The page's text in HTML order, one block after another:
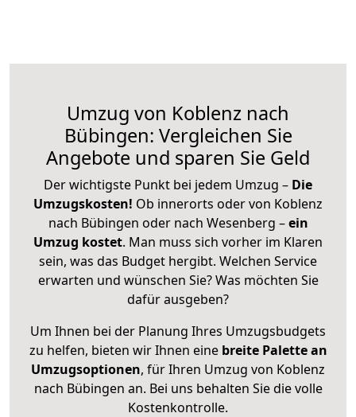
Umzug von Koblenz nach
Bübingen: Vergleichen Sie
Angebote und sparen Sie Geld
Der wichtigste Punkt bei jedem Umzug – Die
Umzugskosten! Ob innerorts oder von Koblenz
nach Bübingen oder nach Wesenberg –ein
Umzug kostet. Man muss sich vorher im Klaren
sein, was das Budget hergibt. Welchen Service
erwarten und wünschen Sie? Was möchten Sie
dafür ausgeben?
Um Ihnen bei der Planung Ihres Umzugsbudgets
zu helfen, bieten wir Ihnen eine breite Palette an
Umzugsoptionen, für Ihren Umzug von Koblenz
nach Bübingen an. Bei uns behalten Sie die volle
Kostenkontrolle.